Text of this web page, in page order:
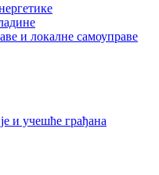
и локалне самоуправе
и учешће грађана